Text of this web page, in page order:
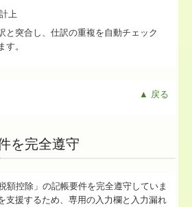
と突合し、仕訳の重複を自動チェック
す。
▲ 戻る
を完全遵守
額控除」の記帳要件を完全遵守していま
支援するため、専用の入力欄と入力漏れ